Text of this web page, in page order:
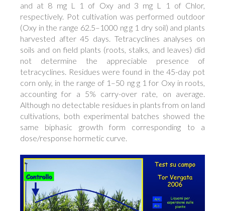
and at 8 mg L 1 of Oxy and 3 mg L 1 of Chlor,
respectively. Pot cultivation was performed outdoor
(Oxy in the range 62.5–1000 ng g 1 dry soil) and plants
harvested after 45 days. Tetracyclines analyses on
soils and on field plants (roots, stalks, and leaves) did
not determine the appreciable presence of
tetracyclines. Residues were found in the 45-day pot
corn only, in the range of 1–50 ng g 1 for Oxy in roots,
accounting for a 5% carry-over rate, on average.
Although no detectable residues in plants from on land
cultivations, both experimental batches showed the
same biphasic growth form corresponding to a
dose/response hormetic curve.